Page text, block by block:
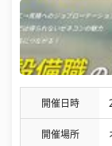
開催日時
開催場所